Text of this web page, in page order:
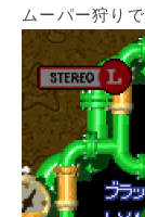
ムーパー狩り